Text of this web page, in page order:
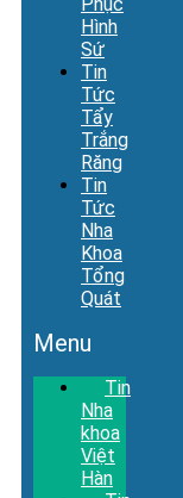
Hình
Sứ
Tin
Tức
Tẩy
Trắng
Răng
Tin
Tức
Nha
Khoa
Tổng
Quát
Menu
Tin
Nha
khoa
Việt
Hàn